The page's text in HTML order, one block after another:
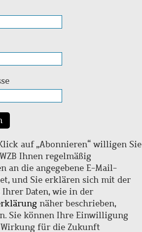
auf „Abonnieren“ willigen Sie
Ihnen regelmäßig
an die angegebene E-Mail-
und Sie erklären sich mit der
Daten, wie in der
näher beschrieben,
Sie können Ihre Einwilligung
für die Zukunft